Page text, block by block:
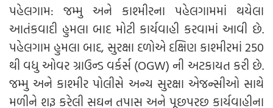
પહેલગામ: જમ્મુ અને કાશ્મીરના પહેલગામમાં થયેલા
આતંકવાદી હુમલા બાદ મોટી કાર્યવાહી કરવામાં આવી છે.
પહેલગામ હુમલા બાદ, સુરક્ષા દળોએ દક્ષિણ કાશ્મીરમાં 250
થી વધુ ઓવર ગ્રાઉન્ડ વર્કર્સ (OGW) ની અટકાયત કરી છે.
જમ્મુ અને કાશ્મીર પોલીસે અન્ય સુરક્ષા એજન્સીઓ સાથે
મળીને શરૂ કરેલી સઘન તપાસ અને પૂછપરછ કાર્યવાહીના